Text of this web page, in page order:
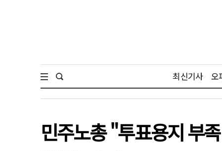
최신기사 오
민주노총 "투표용지 부